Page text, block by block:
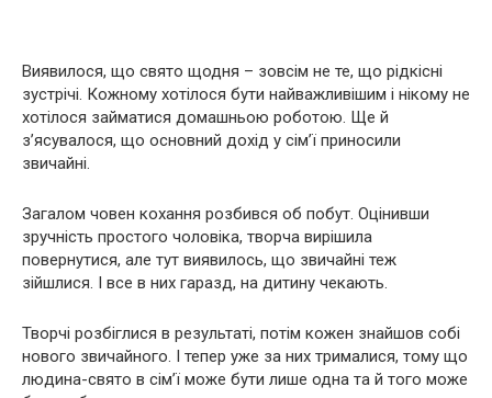
Виявилося, що свято щодня – зовсім не те, що рідкісні
зустрічі. Кожному хотілося бути найважливішим і нікому не
хотілося займатися домашньою роботою. Ще й
з’ясувалося, що основний дохід у сім’ї приносили
звичайні.
Загалом човен кохання розбився об побут. Оцінивши
зручність простого чоловіка, творча вирішила
повернутися, але тут виявилось, що звичайні теж
зійшлися. І все в них гаразд, на дитину чекають.
Творчі розбіглися в результаті, потім кожен знайшов собі
нового звичайного. І тепер уже за них трималися, тому що
людина-свято в сім’ї може бути лише одна та й того може